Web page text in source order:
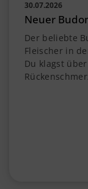
30.07.2026
Neuer
Der beliebte
Fleischer in
Du klagst